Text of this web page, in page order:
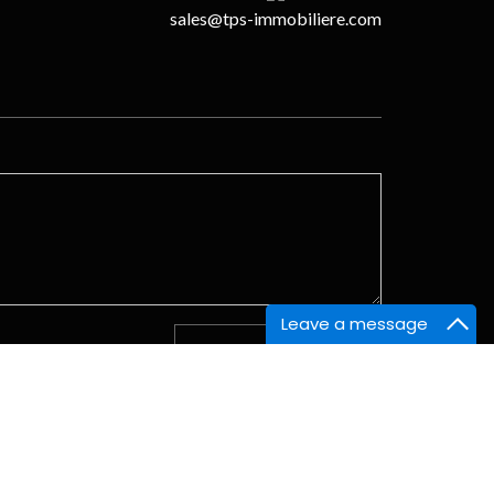
Leave a message
sales@tps-immobiliere.com